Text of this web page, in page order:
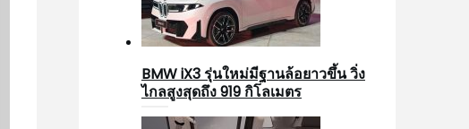
BMW iX3 รุ่นใหม่มีฐานล้อยาวขึ้น วิ่ง
ไกลสูงสุดถึง 919 กิโลเมตร